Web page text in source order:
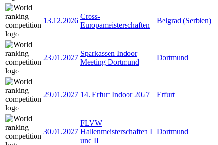
13.12.2026
Cross-
Europameisterschaften
Belgrad (Serbien)
23.01.2027
Sparkassen Indoor
Meeting Dortmund
Dortmund
29.01.2027 14. Erfurt Indoor 2027 Erfurt
30.01.2027
FLVW
Hallenmeisterschaften I
und II
Dortmund